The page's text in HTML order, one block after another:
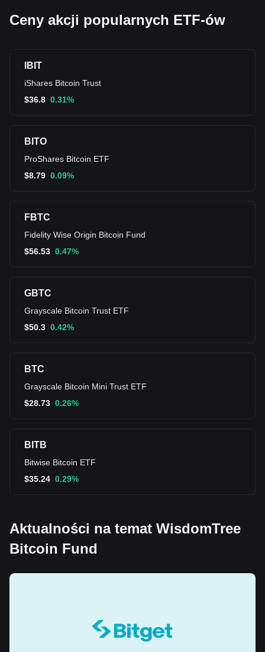
Ceny akcji popularnych ETF-ów
IBIT
iShares Bitcoin Trust
$36.8 0.31%
BITO
ProShares Bitcoin ETF
$8.79 0.09%
FBTC
Fidelity Wise Origin Bitcoin Fund
$56.53 0.47%
GBTC
Grayscale Bitcoin Trust ETF
$50.3 0.42%
BTC
Grayscale Bitcoin Mini Trust ETF
$28.73 0.26%
BITB
Bitwise Bitcoin ETF
$35.24 0.29%
Aktualności na temat WisdomTree
Bitcoin Fund